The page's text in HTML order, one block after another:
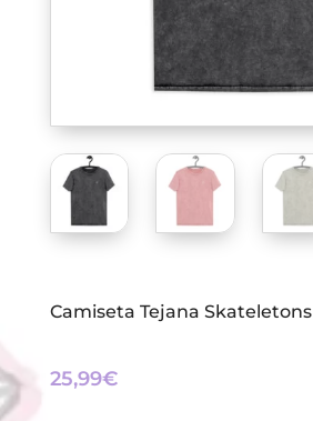
Camiseta Tejana Skateletons
25,99€